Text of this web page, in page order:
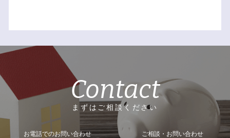
Contact
まずはご相談ください
お電話でのお問い合わせ ご相談・お問い合わせ